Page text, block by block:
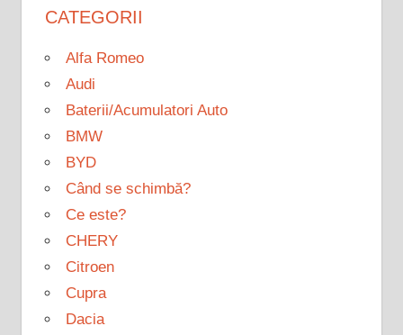
CATEGORII
Alfa Romeo
Audi
Baterii/Acumulatori Auto
BMW
BYD
Când se schimbă?
Ce este?
CHERY
Citroen
Cupra
Dacia